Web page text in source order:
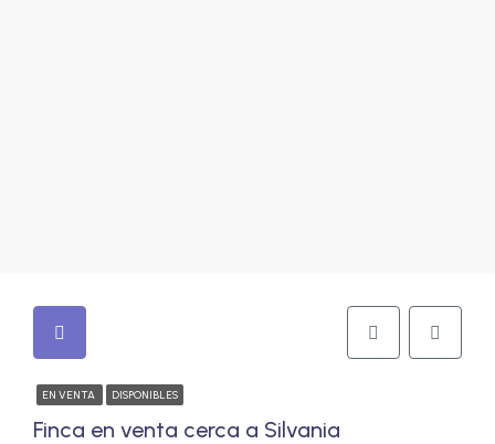
EN VENTA DISPONIBLES
Finca en venta cerca a Silvania